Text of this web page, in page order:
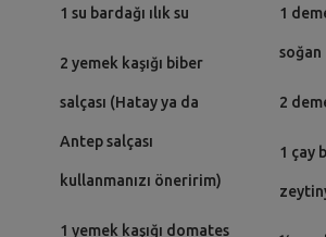
1 su bardağı ılık su
2 yemek kaşığı biber
salçası (Hatay ya da
Antep salçası
kullanmanızı öneririm)
1 yemek kaşığı domates
1
soğan
2
1 çay